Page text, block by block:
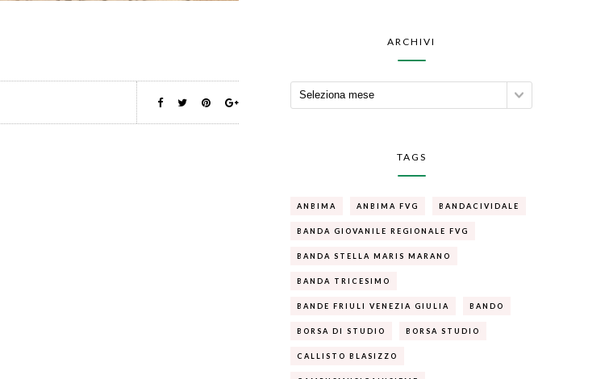
ARCHIVI
TAGS
ANBIMA ANBIMA FVG BANDACIVIDALE
BANDA GIOVANILE REGIONALE FVG
BANDA STELLA MARIS MARANO
BANDA TRICESIMO
BANDE FRIULI VENEZIA GIULIA BANDO
BORSA DI STUDIO BORSA STUDIO
CALLISTO BLASIZZO